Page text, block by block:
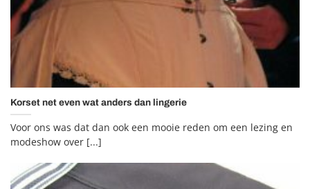
Korset net even wat anders dan lingerie
Voor ons was dat dan ook een mooie reden om een lezing en
modeshow over [...]